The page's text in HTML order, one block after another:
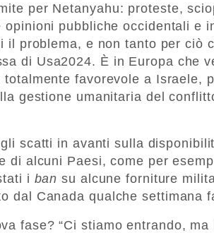
per Netanyahu: proteste,
opinioni pubbliche occidentali e
il problema, e non tanto per ciò
di Usa2024. È in Europa che
totalmente favorevole a Israele,
gestione umanitaria del
scatti in avanti sulla
di alcuni Paesi, come per
i ban su alcune forniture
dal Canada qualche settimana
fase? “Ci stiamo entrando,